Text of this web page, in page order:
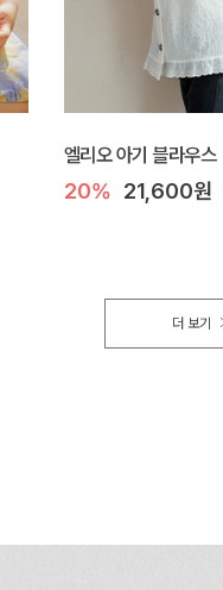
엘리오 아기 블라우스
20% 21,600원
더 보기